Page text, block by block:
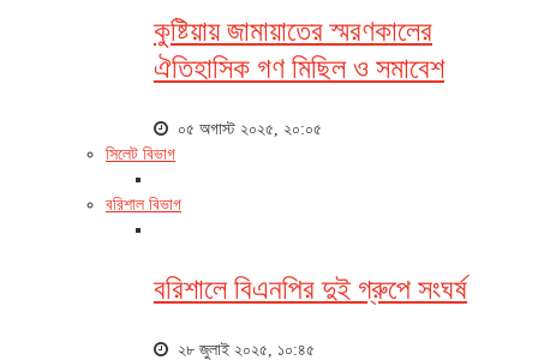
কুষ্টিয়ায় জামায়াতের স্মরণকালের
ঐতিহাসিক গণ মিছিল ও সমাবেশ
০৫ অগাস্ট ২০২৫, ২০:০৫
সিলেট বিভাগ
বরিশাল বিভাগ
বরিশালে বিএনপির দুই গ্রুপে সংঘর্ষ
২৮ জুলাই ২০২৫, ১০:৪৫